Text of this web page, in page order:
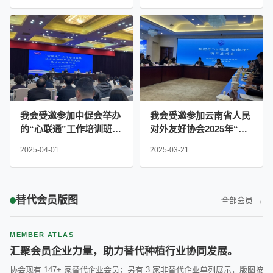
题茶话会
我会受邀参加中促会举办
的“心联通”工作培训班暨
设培训班
2025-04-01
我会受邀参加云南省人民
对外友好协会2025年“心
2025-03-21
替代会员版图 全部会员 →
MEMBER ATLAS
汇聚会员企业力量，助力替代种植行业协同发展。
协会现有 147+ 家替代企业会员；另有 3 家非替代企业单列展示，版图按